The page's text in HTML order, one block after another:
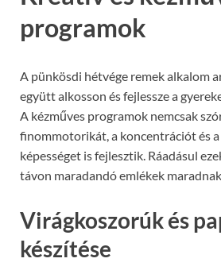
programok
A pünkösdi hétvége remek alkalom
együtt alkosson és fejlessze a
A kézműves programok nemcsak
finommotorikát, a koncentrációt és
képességet is fejlesztik. Ráadásul
távon maradandó emlékek
Virágkoszorúk és
készítése